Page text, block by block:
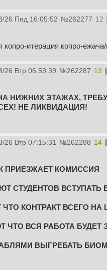
26 Пнд 16:05:52 №262277 12
копро-итерация копро-
26 Втр 06:59:39 №262287 13
НИЖНИХ ЭТАЖАХ,
НЕ ЛИКВИДАЦИЯ!
26 Втр 07:15:31 №262288 14
ПРИЕЗЖАЕТ КОМИССИЯ
СТУДЕНТОВ
ЧТО КОНТРАКТ ВСЕГО
ЧТО ВСЯ РАБОТА
ВЫГРЕБАТЬ